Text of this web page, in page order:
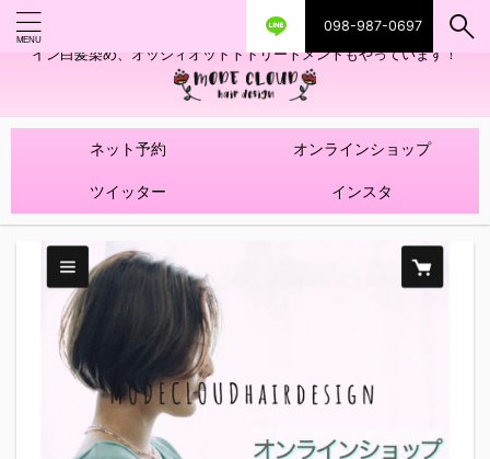
098-987-0697
艶ツヤヘアカラー！髪質改善トリートメントやハイライトを使ったデザ
イン白髪染め、オッジィオットトトリートメントもやっています！
ネット予約 オンラインショップ
ツイッター インスタ